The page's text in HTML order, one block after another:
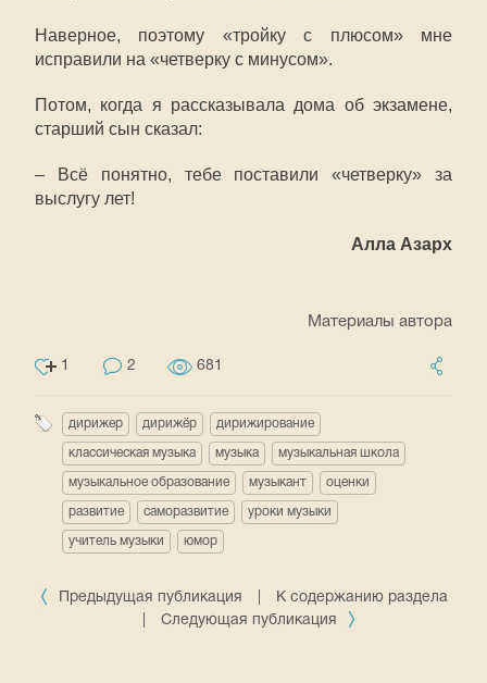
Наверное, поэтому «тройку с плюсом» мне
исправили на «четверку с минусом».
Потом, когда я рассказывала дома об экзамене,
старший сын сказал:
– Всё понятно, тебе поставили «четверку» за
выслугу лет!
Алла Азарх
Материалы автора
1 2 681
дирижер дирижёр дирижирование
классическая музыка музыка музыкальная школа
музыкальное образование музыкант оценки
развитие саморазвитие уроки музыки
учитель музыки юмор
Предыдущая публикация
К содержанию раздела
Следующая публикация